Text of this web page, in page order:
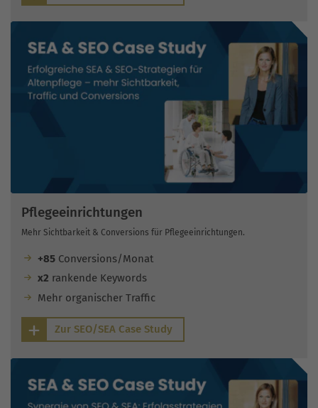
Pflegeeinrichtungen
Mehr Sichtbarkeit & Conversions für Pflegeeinrichtungen.
+85Conversions/Monat
x2 rankende Keywords
Mehr organischer Traffic
Zur SEO/SEA Case Study